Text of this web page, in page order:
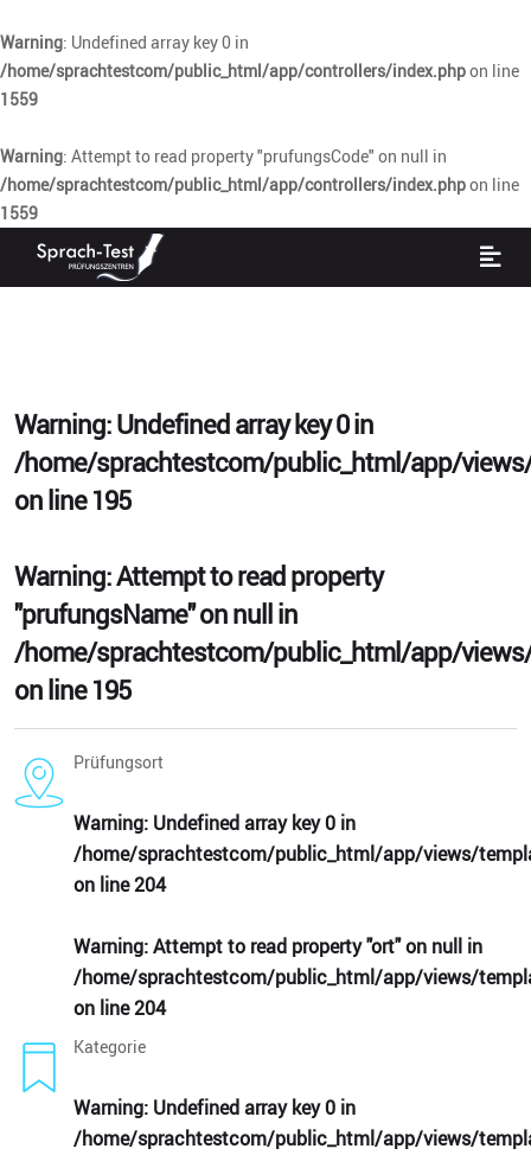
Warning: Undefined array key 0 in
/home/sprachtestcom/public_html/app/controllers/index.phpon line
1559
Warning: Attempt to read property "prufungsCode" on null in
/home/sprachtestcom/public_html/app/controllers/index.phpon line
1559
Warning: Undefined array key 0 in
/home/sprachtestcom/public_html/app/
on line195
Warning: Attempt to read property
"prufungsName" on null in
/home/sprachtestcom/public_html/app/
on line195
Prüfungsort
Warning: Undefined array key 0 in
/home/sprachtestcom/public_html/app/views/
on line204
Warning: Attempt to read property "ort" on null in
/home/sprachtestcom/public_html/app/views/
on line204
Kategorie
Warning: Undefined array key 0 in
/home/sprachtestcom/public_html/app/views/